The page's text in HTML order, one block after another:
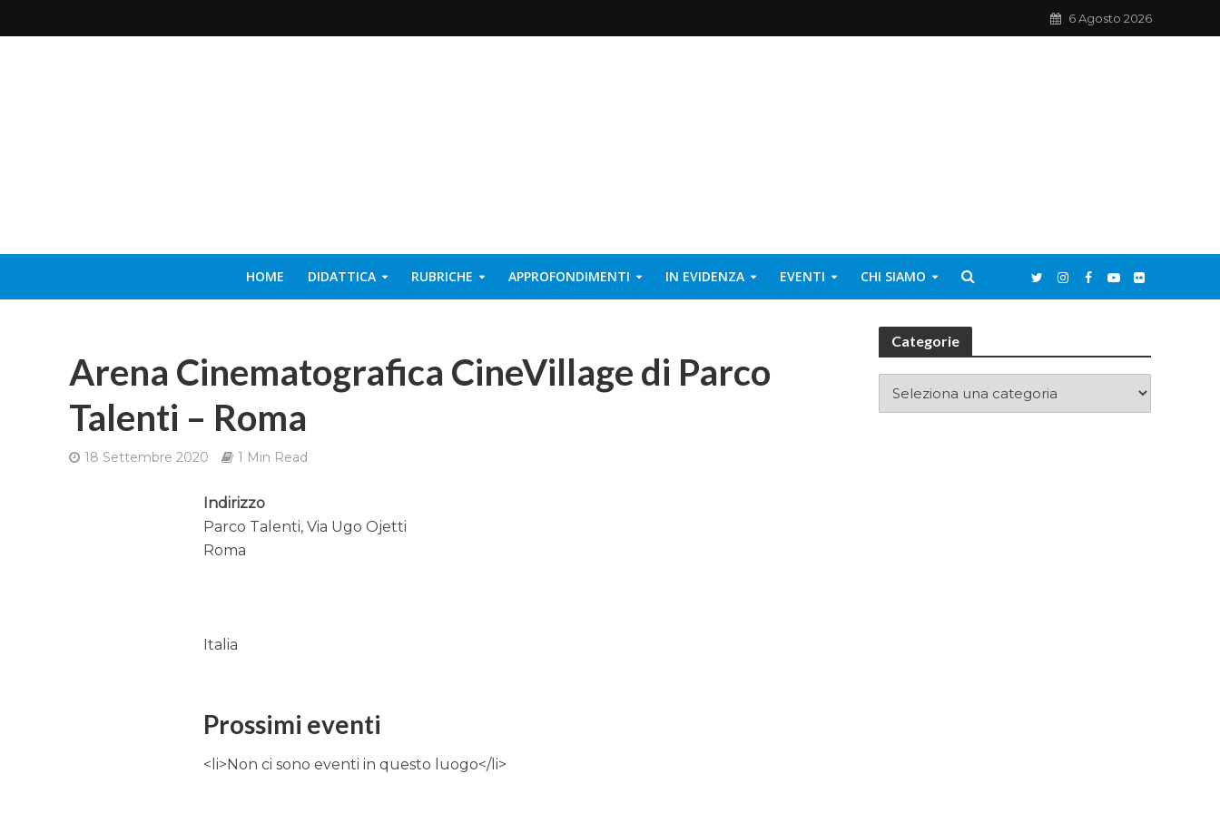
6 Agosto 2026
HOME DIDATTICA RUBRICHE APPROFONDIMENTI IN EVIDENZA EVENTI CHI SIAMO
Arena Cinematografica CineVillage di Parco
Talenti – Roma
18 Settembre 2020 1 Min Read
Indirizzo
Parco Talenti, Via Ugo Ojetti
Roma
Italia
Prossimi eventi
<li>Non ci sono eventi in questo luogo</li>
Categorie